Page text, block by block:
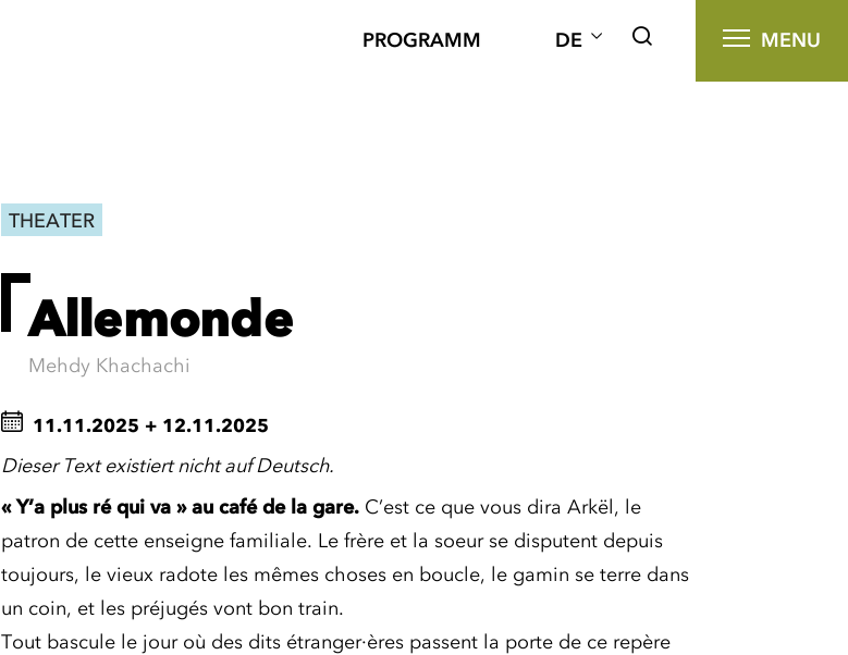
PROGRAMM DE MENU
THEATER
Allemonde
Mehdy Khachachi
11.11.2025 + 12.11.2025
Dieser Text existiert nicht auf Deutsch.
« Y’a plus ré qui va » au café de la gare.C’est ce que vous dira Arkël, le
patron de cette enseigne familiale. Le frère et la soeur se disputent depuis
toujours, le vieux radote les mêmes choses en boucle, le gamin se terre dans
un coin, et les préjugés vont bon train.
Tout bascule le jour où des dits étranger·ères passent la porte de ce repère